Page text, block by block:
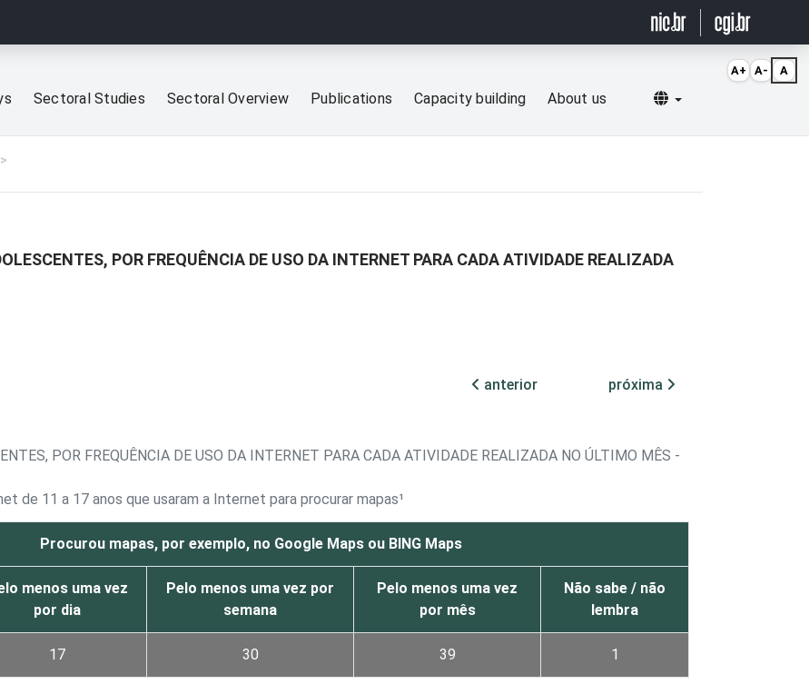
Sectoral Studies Sectoral Overview Publications Capacity building About us Selecionar idioma
POR FREQUÊNCIA DE USO DA INTERNET PARA CADA ATIVIDADE REALIZADA
anterior
próxima
POR FREQUÊNCIA DE USO DA INTERNET PARA CADA ATIVIDADE REALIZADA NO ÚLTIMO MÊS -
de 11 a 17 anos que usaram a Internet para procurar mapas¹
Procurou mapas, por exemplo, no Google Maps ou BING Maps
menos uma vez
por dia
Pelo menos uma vez por
semana
Pelo menos uma vez
por mês
Não sabe / não
lembra
17 30 39 1
A+ A- A